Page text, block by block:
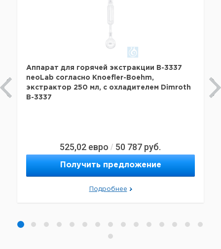
Аппарат для горячей экстракции B-3337
neoLab согласно Knoefler-Boehm,
экстрактор 250 мл, с охладителем Dimroth
B-3337
525,02 евро / 50 787 руб.
Получить предложение
Подробнее